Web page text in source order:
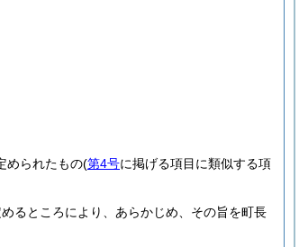
められたもの(第4号に掲げる項目に類似する項
るところにより、あらかじめ、その旨を町長